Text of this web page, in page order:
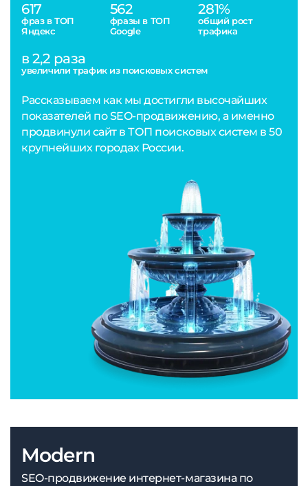
617
фраз в ТОП
Яндекс
562
фразы в ТОП
Google
281%
общий рост
трафика
в 2,2 раза
увеличили трафик из поисковых систем
Рассказываем как мы достигли высочайших
показателей по SEO-продвижению, а именно
продвинули сайт в ТОП поисковых систем в 50
крупнейших городах России.
Modern
SEO-продвижение интернет-магазина по